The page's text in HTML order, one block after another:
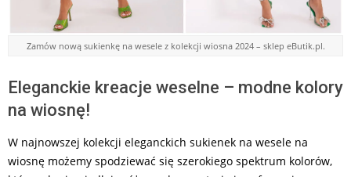
Zamów nową sukienkę na wesele z kolekcji wiosna 2024 – sklep eButik.pl.
Eleganckie kreacje weselne – modne kolory
na wiosnę!
W najnowszej kolekcji eleganckich sukienek na wesele na
wiosnę możemy spodziewać się szerokiego spektrum kolorów,